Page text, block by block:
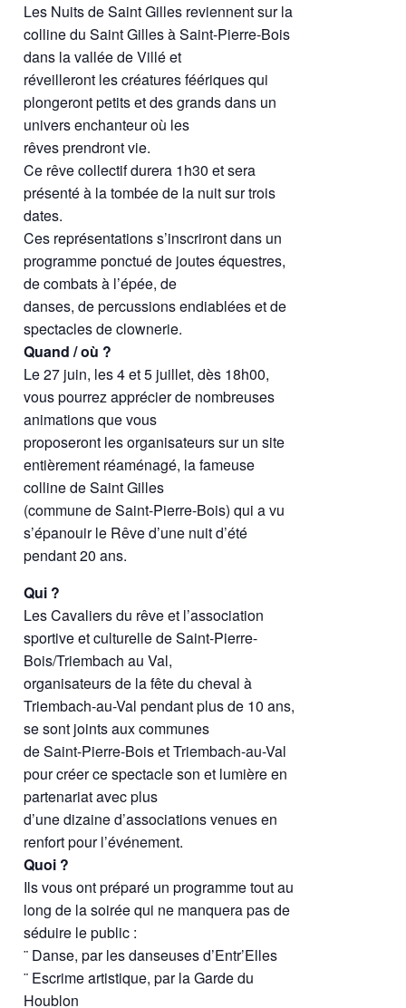
Les Nuits de Saint Gilles reviennent sur la
colline du Saint Gilles à Saint-Pierre-Bois
dans la vallée de Villé et
réveilleront les créatures féériques qui
plongeront petits et des grands dans un
univers enchanteur où les
rêves prendront vie.
Ce rêve collectif durera 1h30 et sera
présenté à la tombée de la nuit sur trois
dates.
Ces représentations s’inscriront dans un
programme ponctué de joutes équestres,
de combats à l’épée, de
danses, de percussions endiablées et de
spectacles de clownerie.
Quand / où ?
Le 27 juin, les 4 et 5 juillet, dès 18h00,
vous pourrez apprécier de nombreuses
animations que vous
proposeront les organisateurs sur un site
entièrement réaménagé, la fameuse
colline de Saint Gilles
(commune de Saint-Pierre-Bois) qui a vu
s’épanouir le Rêve d’une nuit d’été
pendant 20 ans.
Qui ?
Les Cavaliers du rêve et l’association
sportive et culturelle de Saint-Pierre-
Bois/Triembach au Val,
organisateurs de la fête du cheval à
Triembach-au-Val pendant plus de 10 ans,
se sont joints aux communes
de Saint-Pierre-Bois et Triembach-au-Val
pour créer ce spectacle son et lumière en
partenariat avec plus
d’une dizaine d’associations venues en
renfort pour l’événement.
Quoi ?
Ils vous ont préparé un programme tout au
long de la soirée qui ne manquera pas de
séduire le public :
¨ Danse, par les danseuses d’Entr’Elles
¨ Escrime artistique, par la Garde du
Houblon